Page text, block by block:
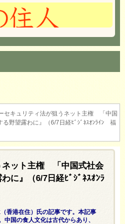
セキュリティ法が狙うネット主権 「中国
る野望露わに』（6/7日経ﾋﾞｼﾞﾈｽｵﾝﾗｲﾝ 福
ネット主権 「中国式社会
に』（6/7日経ﾋﾞｼﾞﾈｽｵﾝﾗ
香港在住）氏の記事です。本記事
国の食人文化は古代からあり、